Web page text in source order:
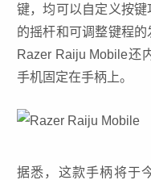
键，均可以自定义按
的摇杆和可调整键程的
Razer Raiju Mobile还
手机固定在手柄上。
据悉，这款手柄将于